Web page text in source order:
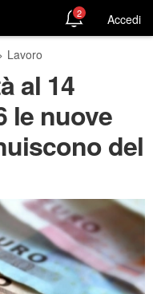
2 Accedi
Lavoro
al 14
le nuove
del